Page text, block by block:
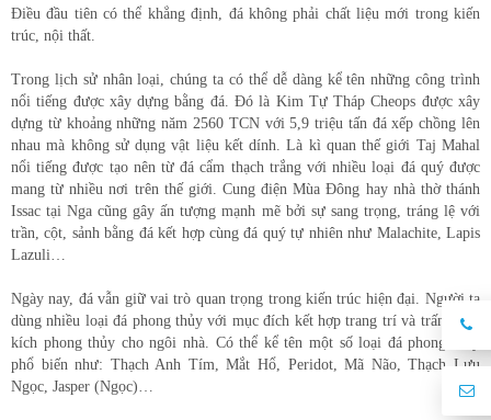
Điều đầu tiên có thể khẳng định, đá không phải chất liệu mới trong kiến
trúc, nội thất.
Trong lịch sử nhân loại, chúng ta có thể dễ dàng kể tên những công trình
nổi tiếng được xây dựng bằng đá. Đó là Kim Tự Tháp Cheops được xây
dựng từ khoảng những năm 2560 TCN với 5,9 triệu tấn đá xếp chồng lên
nhau mà không sử dụng vật liệu kết dính. Là kì quan thế giới Taj Mahal
nổi tiếng được tạo nên từ đá cẩm thạch trắng với nhiều loại đá quý được
mang từ nhiều nơi trên thế giới. Cung điện Mùa Đông hay nhà thờ thánh
Issac tại Nga cũng gây ấn tượng mạnh mẽ bởi sự sang trọng, tráng lệ với
trần, cột, sảnh bằng đá kết hợp cùng đá quý tự nhiên như Malachite, Lapis
Lazuli…
Ngày nay, đá vẫn giữ vai trò quan trọng trong kiến trúc hiện đại. Người ta
dùng nhiều loại đá phong thủy với mục đích kết hợp trang trí và trấn yểm,
kích phong thủy cho ngôi nhà. Có thể kể tên một số loại đá phong thủy
phổ biến như: Thạch Anh Tím, Mắt Hổ, Peridot, Mã Não, Thạch Lựu
Ngọc, Jasper (Ngọc)…